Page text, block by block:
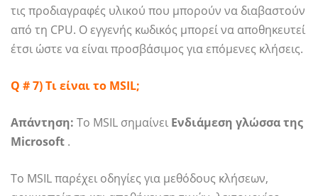
τις προδιαγραφές υλικού που μπορούν να διαβαστούν
από τη CPU. Ο εγγενής κωδικός μπορεί να αποθηκευτεί
έτσι ώστε να είναι προσβάσιμος για επόμενες κλήσεις.
Q # 7) Τι είναι το MSIL;
Απάντηση: Το MSIL σημαίνει Ενδιάμεση γλώσσα της
Microsoft .
Το MSIL παρέχει οδηγίες για μεθόδους κλήσεων,